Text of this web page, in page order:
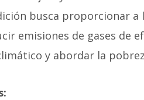
busca proporcionar
emisiones de gases de
y abordar la